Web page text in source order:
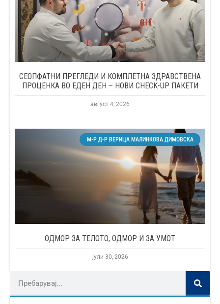
СЕОПФАТНИ ПРЕГЛЕДИ И КОМПЛЕТНА ЗДРАВСТВЕНА
ПРОЦЕНКА ВО ЕДЕН ДЕН – НОВИ CHECK-UP ПАКЕТИ
август 4, 2026
М-Р Д-Р ВЕРИЦА МАЛИНКОВА ДИМОВСКА
ОДМОР ЗА ТЕЛОТО, ОДМОР И ЗА УМОТ
јули 30, 2026